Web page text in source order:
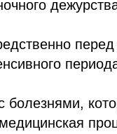
болезнями,